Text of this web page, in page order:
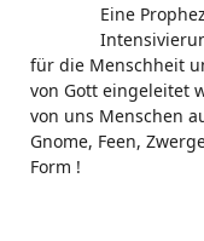
Eine
für die Menschheit
von Gott eingeleitet
von uns Menschen
Gnome, Feen,
Form !